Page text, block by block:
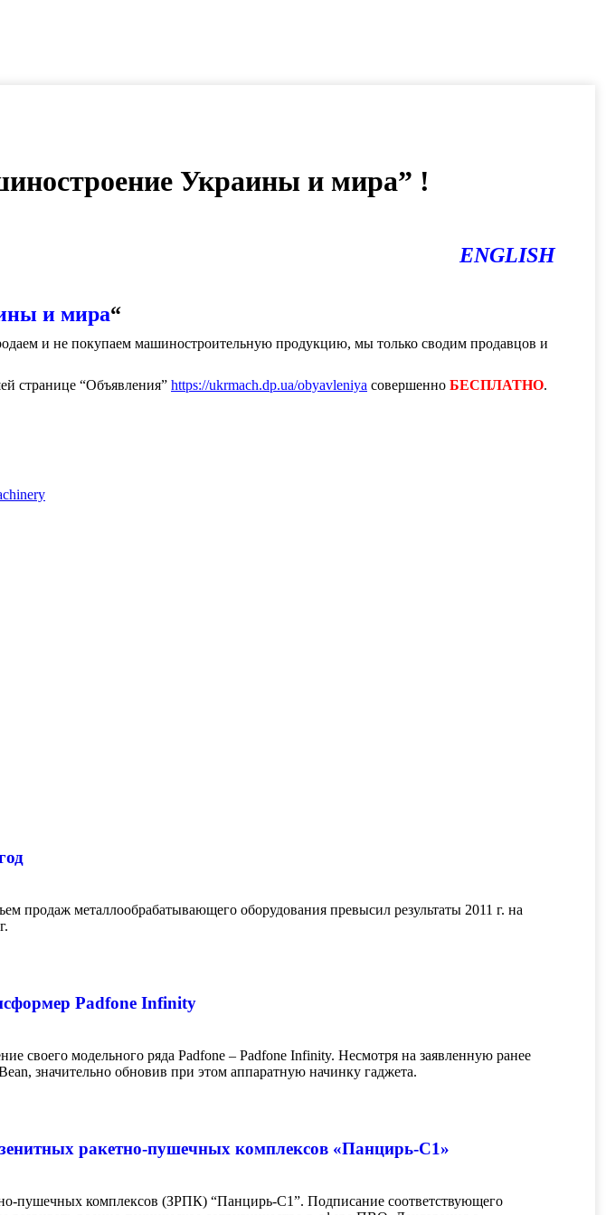
Украины и мира” !
ENGLISH
и мира“
и не покупаем машиностроительную продукцию, мы только сводим продавцов и
странице “Объявления” https://ukrmach.dp.ua/obyavleniya совершенно БЕСПЛАТНО.
металлообрабатывающего оборудования превысил результаты 2011 г. на
Padfone Infinity
своего модельного ряда Padfone – Padfone Infinity. Несмотря на заявленную ранее
значительно обновив при этом аппаратную начинку гаджета.
ракетно-пушечных комплексов «Панцирь-С1»
пушечных комплексов (ЗРПК) “Панцирь-С1”. Подписание соответствующего